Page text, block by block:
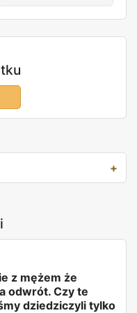
z mężem że
odwrót. Czy te
dziedziczyli tylko